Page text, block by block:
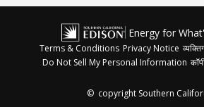
Energy for
Terms & Conditions Privacy Notice
Do Not Sell My Personal Information
© copyright Southern